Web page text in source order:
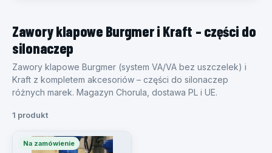
Zawory klapowe Burgmer i Kraft – części do
silonaczep
Zawory klapowe Burgmer (system VA/VA bez uszczelek) i
Kraft z kompletem akcesoriów – części do silonaczep
różnych marek. Magazyn Chorula, dostawa PL i UE.
1 produkt
Na zamówienie